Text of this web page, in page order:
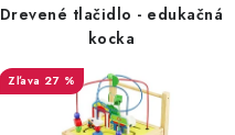
Drevené tlačidlo - edukačná
kocka
27 %